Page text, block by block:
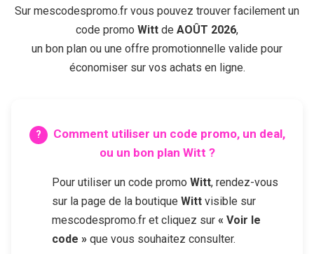
Sur mescodespromo.fr vous pouvez trouver facilement un
code promo Witt de AOÛT 2026,
un bon plan ou une offre promotionnelle valide pour
économiser sur vos achats en ligne.
Comment utiliser un code promo, un deal,
ou un bon plan Witt ?
Pour utiliser un code promo Witt, rendez-vous
sur la page de la boutique Witt visible sur
mescodespromo.fr et cliquez sur « Voir le
code » que vous souhaitez consulter.